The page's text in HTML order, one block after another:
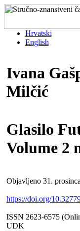
Hrvatski
English
Ivana
Milčić
Glasilo
Volume 2
Objavljeno 31.
https://doi.org/
ISSN 2623-6575
UDK